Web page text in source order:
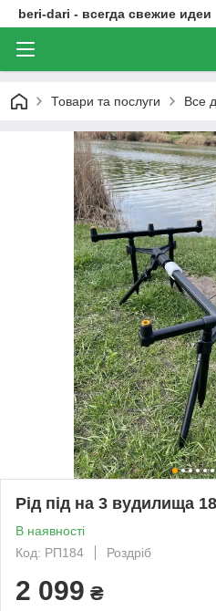
beri-dari - всегда свежие идеи
Товари та послуги Все
Рід під на 3 вудилища
В наявності
Код: РП184
Роздріб
2 099 ₴